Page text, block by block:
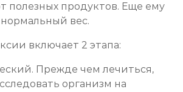
полезных продуктов. Еще ему
вес.
включает 2 этапа:
Прежде чем лечиться,
организм на